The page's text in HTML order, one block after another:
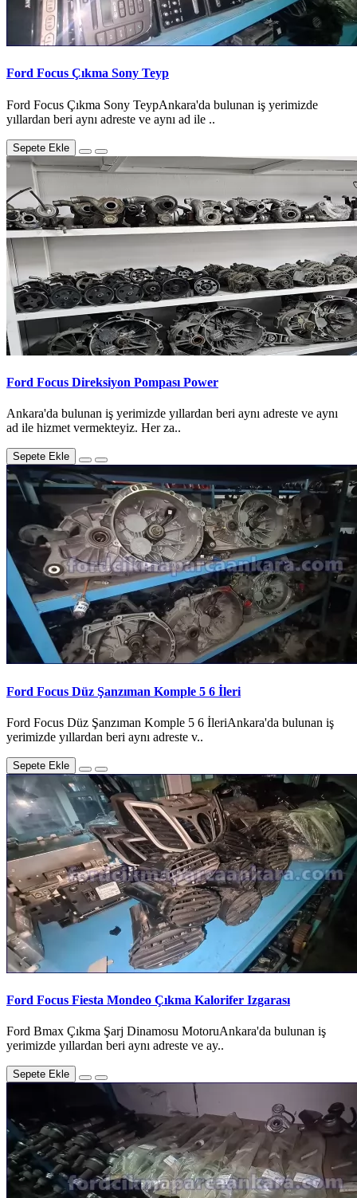
Ford Focus Çıkma Sony Teyp
Ford Focus Çıkma Sony TeypAnkara'da bulunan iş yerimizde
yıllardan beri aynı adreste ve aynı ad ile ..
Sepete Ekle
Ford Focus Direksiyon Pompası Power
Ankara'da bulunan iş yerimizde yıllardan beri aynı adreste ve aynı
ad ile hizmet vermekteyiz. Her za..
Sepete Ekle
Ford Focus Düz Şanzıman Komple 5 6 İleri
Ford Focus Düz Şanzıman Komple 5 6 İleriAnkara'da bulunan iş
yerimizde yıllardan beri aynı adreste v..
Sepete Ekle
Ford Focus Fiesta Mondeo Çıkma Kalorifer Izgarası
Ford Bmax Çıkma Şarj Dinamosu MotoruAnkara'da bulunan iş
yerimizde yıllardan beri aynı adreste ve ay..
Sepete Ekle